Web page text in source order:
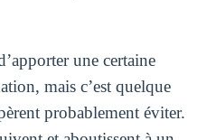
une certaine
mais c’est quelque
probablement éviter.